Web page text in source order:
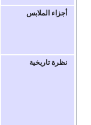
أجزاء الملابس
نظرة تاريخية